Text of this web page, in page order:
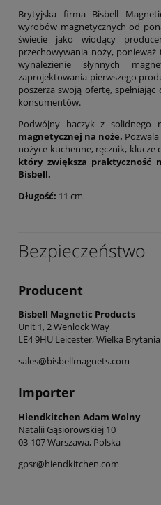
Brytyjska firma Bisbell
wyrobów magnetycznych od
świecie jako wiodący
przechowywania noży, ponieważ
wynalezienie słynnych
zaprojektowania pierwszego
poszerza swoją ofertę,
konsumentów.
Podwójny haczyk z solidnego
magnetycznej na noże.
nożyce kuchenne, ręcznik, klucze
który zwiększa praktyczność
Bisbell.
Długość: 11 cm
Bezpieczeństwo
Producent
Bisbell Magnetic Products
Unit 1, 2 Wenlock Way
LE4 9HU Leicester, Wielka Brytania
sales@bisbellmagnets.com
Importer
Hiendkitchen Adam Wolny
Natalii Gąsiorowskiej 10
03-107 Warszawa, Polska
gpsr@hiendkitchen.com